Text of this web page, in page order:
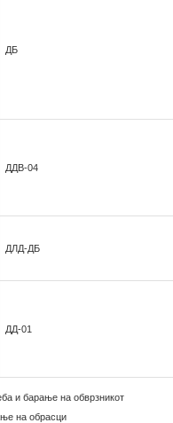
ДБ
ДДВ-04
ДЛД-ДБ
ДД-01
и барање на обврзникот
на обрасци